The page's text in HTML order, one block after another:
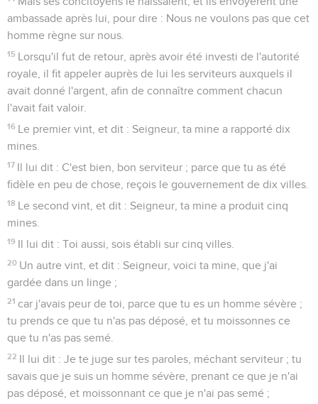
ambassade après lui, pour dire : Nous ne voulons pas que cet
homme règne sur nous.
15 Lorsqu'il fut de retour, après avoir été investi de l'autorité
royale, il fit appeler auprès de lui les serviteurs auxquels il
avait donné l'argent, afin de connaître comment chacun
l'avait fait valoir.
16 Le premier vint, et dit : Seigneur, ta mine a rapporté dix
mines.
17 Il lui dit : C'est bien, bon serviteur ; parce que tu as été
fidèle en peu de chose, reçois le gouvernement de dix villes.
18 Le second vint, et dit : Seigneur, ta mine a produit cinq
mines.
19 Il lui dit : Toi aussi, sois établi sur cinq villes.
20 Un autre vint, et dit : Seigneur, voici ta mine, que j'ai
gardée dans un linge ;
21 car j'avais peur de toi, parce que tu es un homme sévère ;
tu prends ce que tu n'as pas déposé, et tu moissonnes ce
que tu n'as pas semé.
22 Il lui dit : Je te juge sur tes paroles, méchant serviteur ; tu
savais que je suis un homme sévère, prenant ce que je n'ai
pas déposé, et moissonnant ce que je n'ai pas semé ;